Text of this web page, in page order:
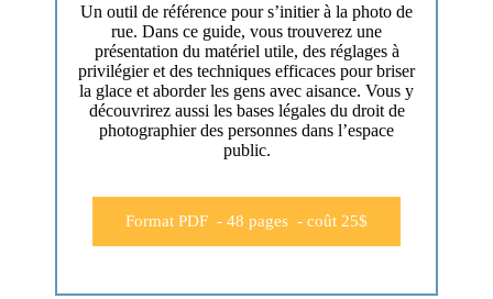
Un outil de référence pour s’initier à la photo de
rue. Dans ce guide, vous trouverez une
présentation du matériel utile, des réglages à
privilégier et des techniques efficaces pour briser
la glace et aborder les gens avec aisance. Vous y
découvrirez aussi les bases légales du droit de
photographier des personnes dans l’espace
public.
Format PDF - 48 pages - coût 25$